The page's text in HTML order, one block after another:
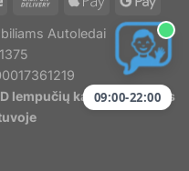
Autoledai
lempučių kainų ir kokybės
09:00-22:00